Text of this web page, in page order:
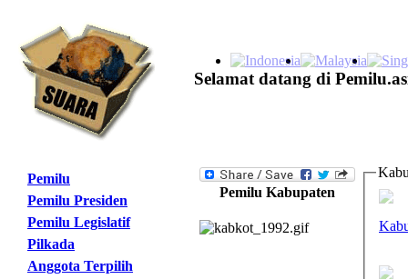
Selamat datang di
Pemilu
Pemilu Presiden
Pemilu Legislatif
Pilkada
Anggota Terpilih
Pemilu Kabupaten